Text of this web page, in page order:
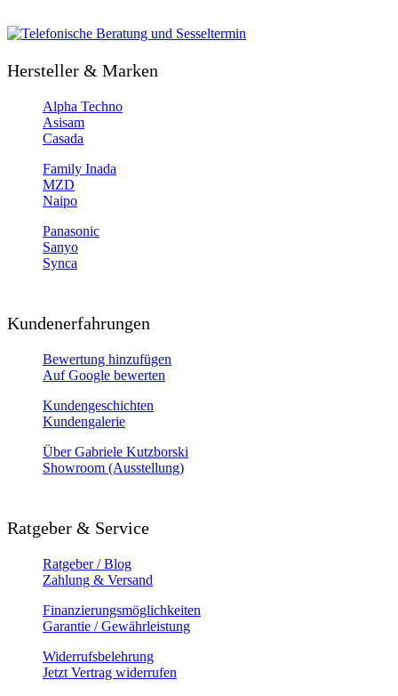
Hersteller & Marken
Alpha Techno
Asisam
Casada
Family Inada
MZD
Naipo
Panasonic
Sanyo
Synca
Kundenerfahrungen
Bewertung hinzufügen
Auf Google bewerten
Kundengeschichten
Kundengalerie
Über Gabriele Kutzborski
Showroom (Ausstellung)
Ratgeber & Service
Ratgeber / Blog
Zahlung & Versand
Finanzierungsmöglichkeiten
Garantie / Gewährleistung
Widerrufsbelehrung
Jetzt Vertrag widerrufen